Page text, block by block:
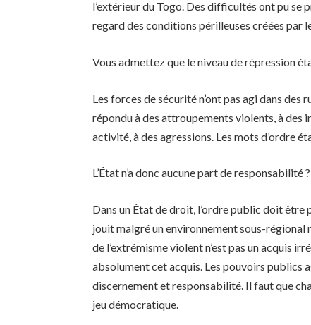
l’extérieur du Togo. Des difficultés ont pu se
regard des conditions périlleuses créées par
Vous admettez que le niveau de répression
Les forces de sécurité n’ont pas agi dans
répondu à des attroupements violents, à des
activité, à des agressions. Les mots d’ordre
L’État n’a donc aucune part de responsabilité ?
Dans un État de droit, l’ordre public doit
jouit malgré un environnement sous-
de l’extrémisme violent n’est pas un acquis
absolument cet acquis. Les pouvoirs publics
discernement et responsabilité. Il faut que
jeu démocratique.